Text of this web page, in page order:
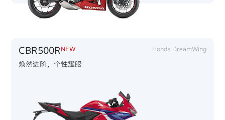
CBR500R NEW Honda DreamWing
焕然进阶，个性耀眼